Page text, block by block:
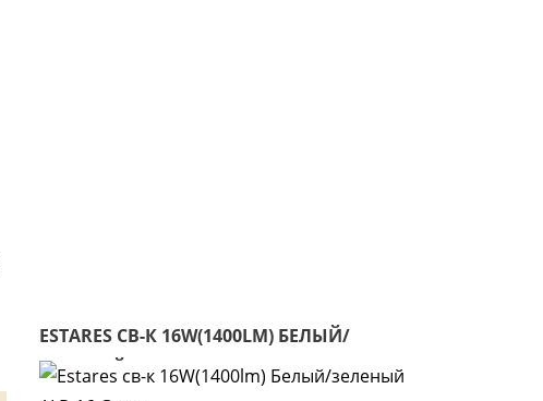
ESTARES СВ-К 16W(1400LM) БЕЛЫЙ/
ЗЕЛЕНЫЙ ALR-16 GREEN